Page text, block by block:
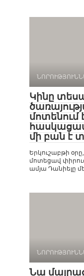
Կինը
մոտենում
մի բան է
Երկուշաբթի
մոտեցավ
ամյա Դանիելը
Նա